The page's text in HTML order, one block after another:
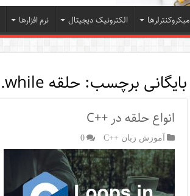
میکروکنترلرها الکترونیک دیجیتال نرم افزارها
بایگانی برچسب: حلقه do…while
انواع حلقه در ++C
آموزش زبان ++C 0